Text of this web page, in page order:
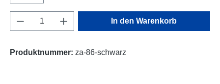
Produkt Anzahl: Gib den gewünschten
In den Warenkorb
Produktnummer: za-86-schwarz